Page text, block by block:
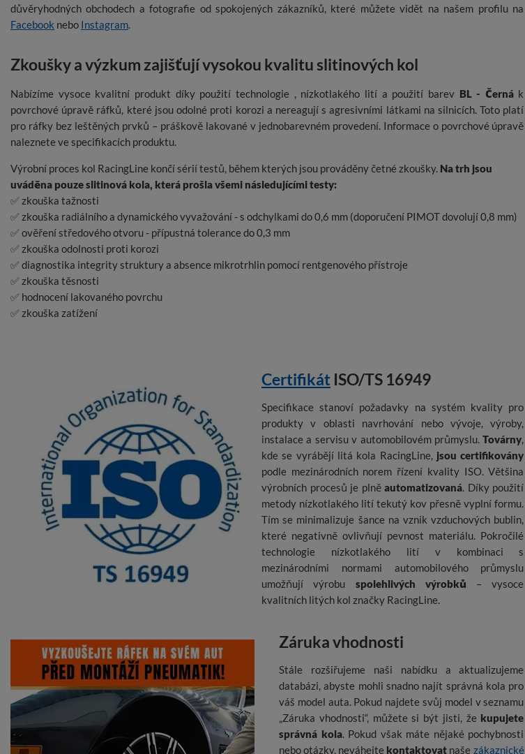
důvěryhodných obchodech a fotografie od spokojených zákazníků, které můžete vidět na našem profilu na
Facebook nebo Instagram.
Zkoušky a výzkum zajišťují vysokou kvalitu slitinových kol
Nabízíme vysoce kvalitní produkt díky použití technologie , nízkotlakého lití a použití barev BL - Černák
povrchové úpravě ráfků, které jsou odolné proti korozi a nereagují s agresivními látkami na silnicích. Toto platí
pro ráfky bez leštěných prvků – práškově lakované v jednobarevném provedení. Informace o povrchové úpravě
naleznete ve specifikacích produktu.
Výrobní proces kol RacingLine končí sérií testů, během kterých jsou prováděny četné zkoušky. Na trh jsou
uváděna pouze slitinová kola, která prošla všemi následujícími testy:
✅ zkouška tažnosti
✅ zkouška radiálního a dynamického vyvažování - s odchylkami do 0,6 mm (doporučení PIMOT dovolují 0,8 mm)
✅ ověření středového otvoru - přípustná tolerance do 0,3 mm
✅ zkouška odolnosti proti korozi
✅ diagnostika integrity struktury a absence mikrotrhlin pomocí rentgenového přístroje
✅ zkouška těsnosti
✅ hodnocení lakovaného povrchu
✅ zkouška zatížení
Certifikát ISO/TS 16949
Specifikace stanoví požadavky na systém kvality pro
produkty v oblasti navrhování nebo vývoje, výroby,
instalace a servisu v automobilovém průmyslu.Továrny,
kde se vyrábějí litá kola RacingLine, jsou certifikovány
podle mezinárodních norem řízení kvality ISO. Většina
výrobních procesů je plněautomatizovaná. Díky použití
metody nízkotlakého lití tekutý kov přesně vyplní formu.
Tím se minimalizuje šance na vznik vzduchových bublin,
které negativně ovlivňují pevnost materiálu. Pokročilé
technologie nízkotlakého lití v kombinaci s
mezinárodními normami automobilového průmyslu
umožňují výrobu spolehlivých výrobků – vysoce
kvalitních litých kol značky RacingLine.
Záruka vhodnosti
Stále rozšiřujeme naši nabídku a aktualizujeme
databázi, abyste mohli snadno najít správná kola pro
váš model auta. Pokud najdete svůj model v seznamu
„Záruka vhodnosti“, můžete si být jisti, že kupujete
správná kola. Pokud však máte nějaké pochybnosti
nebo otázky, neváhejte kontaktovat naše zákaznické